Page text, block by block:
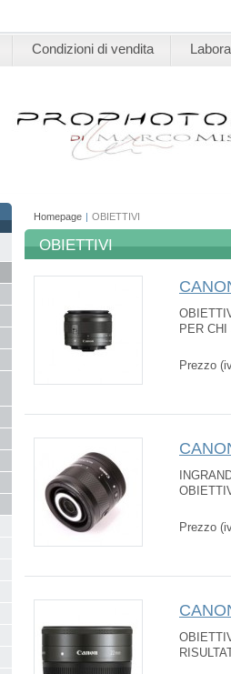
Condizioni di vendita
Homepage | OBIETTIVI
OBIETTIVI
PER CHI
Prezzo
Prezzo